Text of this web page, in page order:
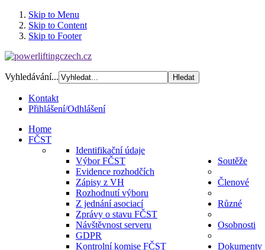
Skip to Menu
Skip to Content
Skip to Footer
Vyhledávání...
Kontakt
Přihlášení/Odhlášení
Home
FČST
Identifikační údaje
Výbor FČST
Evidence rozhodčích
Zápisy z VH
Rozhodnutí výboru
Z jednání asociací
Zprávy o stavu FČST
Návštěvnost serveru
GDPR
Kontrolní komise FČST
Soutěže
Členové
Různé
Osobnosti
Dokumenty